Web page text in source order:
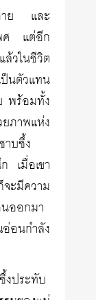
าย และ
ศ แต่อีก
วในชีวิต
นตัวแทน
พร้อมทั้ง
ภาพแห่ง
บซึ้ง
เมื่อเขา
ะมีความ
ออกมา
อนกำลัง
งประทับ